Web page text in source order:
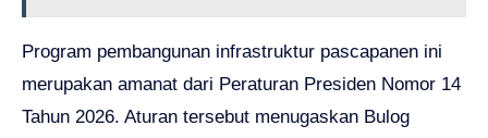
Program pembangunan infrastruktur pascapanen ini
merupakan amanat dari Peraturan Presiden Nomor 14
Tahun 2026. Aturan tersebut menugaskan Bulog